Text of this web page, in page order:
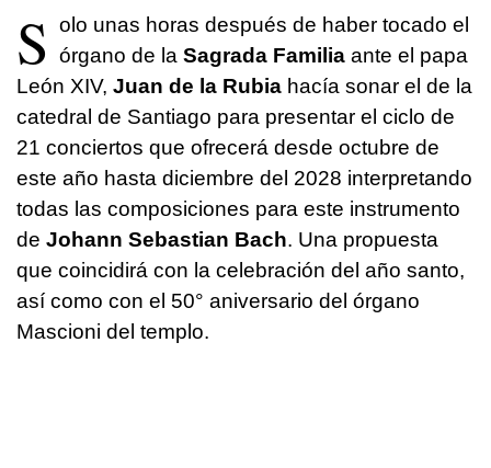
S
olo unas horas después de haber tocado el
órgano de la Sagrada Familia ante el papa
León XIV, Juan de la Rubia hacía sonar el de la
catedral de Santiago para presentar el ciclo de
21 conciertos que ofrecerá desde octubre de
este año hasta diciembre del 2028 interpretando
todas las composiciones para este instrumento
de Johann Sebastian Bach. Una propuesta
que coincidirá con la celebración del año santo,
así como con el 50° aniversario del órgano
Mascioni del templo.